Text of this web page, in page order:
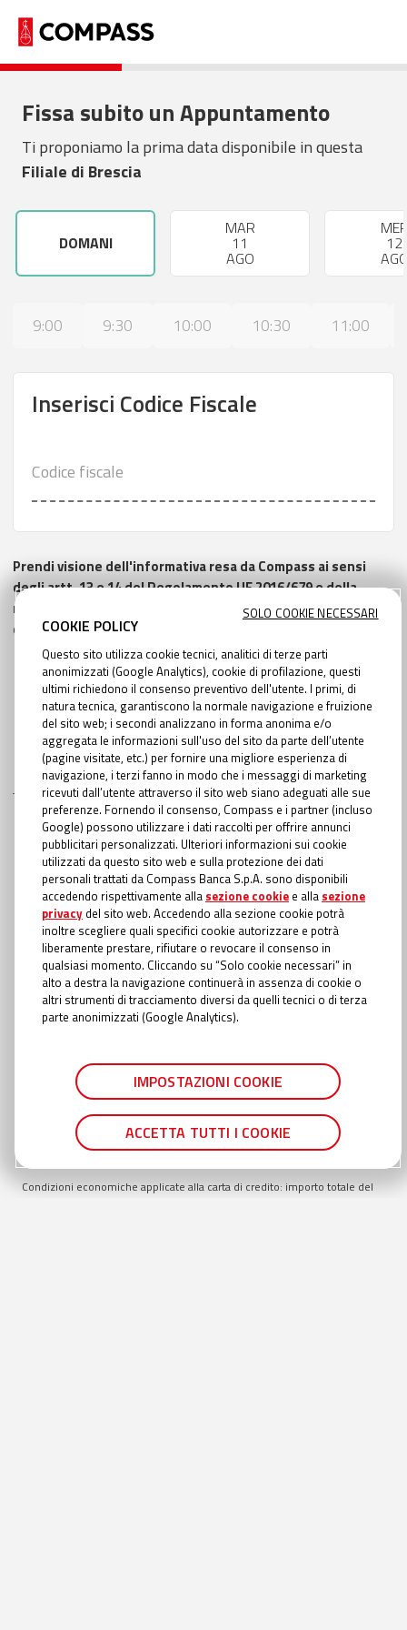
Fissa subito un Appuntamento
Ti proponiamo la prima data disponibile in questa
Filiale di Brescia
DOMANI
MAR
11
AGO
12
9:00 9:30 10:00 10:30 11:00
Inserisci Codice Fiscale
Codice fiscale
Prendi visione dell'informativa resa da Compass ai sensi
degli artt. 13 e 14 del Regolamento UE 2016/679 e della
normativa nazionale vigente in materia di protezione dei
dati personaliqui scaricabile
AVANTI
INFORMAZIONI TRASPARENTI
Compass Banca S.p.A., Banca del Gruppo Monte dei Paschi di Siena; P.I.
Gruppo IVA Mediobanca: 10536040966 - Tutti i diritti riservati -
Societari- Messaggio pubblicitario con finalità promozionale. Offerta
valida fino al30/09/2026. Esempio rappresentativo di Prestito Personale:
importo totale del credito €9.000. Importo totale dovuto €15.438,52
Modalità di rimborso con addebito diretto in conto (SDD). TAEG 18,40
inclusivo di: interessi al TAN Fisso16,20%; spese di istruttoria pari a €
135,00; spese incasso e gestione pratica €1,00a rata; oneri fiscali applicati
al contratto richiesti con prima rata €22,84; oneri fiscali applicati alle
comunicazioni periodiche di trasparenza €0,00 ; spese di invio
comunicazione periodica di trasparenza annuale €
termine della giornata lavorativa successiva rispetto al momento in cui è
stata fornita in Filiale o in Agenzia Autorizzata la documentazione
completa. Importo richiedibile min.5.000€ max30.000€ rimborsabile min
mesi, max84mesi. Condizioni suscettibili di variazione in caso di
richiesta presentata in filiale TAN min14,55 % TAN max16,35
% TAEG min
% TAEG max18,69%.
Condizioni economiche applicate alla carta di credito: importo totale del
COOKIE POLICY
Questo sito utilizza cookie tecnici, analitici di terze parti
anonimizzati (Google Analytics), cookie di profilazione, questi
ultimi richiedono il consenso preventivo dell'utente. I primi, di
natura tecnica, garantiscono la normale navigazione e fruizione
del sito web; i secondi analizzano in forma anonima e/o
aggregata le informazioni sull'uso del sito da parte dell’utente
(pagine visitate, etc.) per fornire una migliore esperienza di
navigazione, i terzi fanno in modo che i messaggi di marketing
ricevuti dall’utente attraverso il sito web siano adeguati alle sue
preferenze. Fornendo il consenso, Compass e i partner (incluso
Google) possono utilizzare i dati raccolti per offrire annunci
pubblicitari personalizzati. Ulteriori informazioni sui cookie
utilizzati da questo sito web e sulla protezione dei dati
personali trattati da Compass Banca S.p.A. sono disponibili
accedendo rispettivamente alla sezione cookie e alla sezione
privacy del sito web. Accedendo alla sezione cookie potrà
inoltre scegliere quali specifici cookie autorizzare e potrà
liberamente prestare, rifiutare o revocare il consenso in
qualsiasi momento. Cliccando su “Solo cookie necessari” in
alto a destra la navigazione continuerà in assenza di cookie o
altri strumenti di tracciamento diversi da quelli tecnici o di terza
parte anonimizzati (Google Analytics).
IMPOSTAZIONI COOKIE
ACCETTA TUTTI I COOKIE
SOLO COOKIE NECESSARI